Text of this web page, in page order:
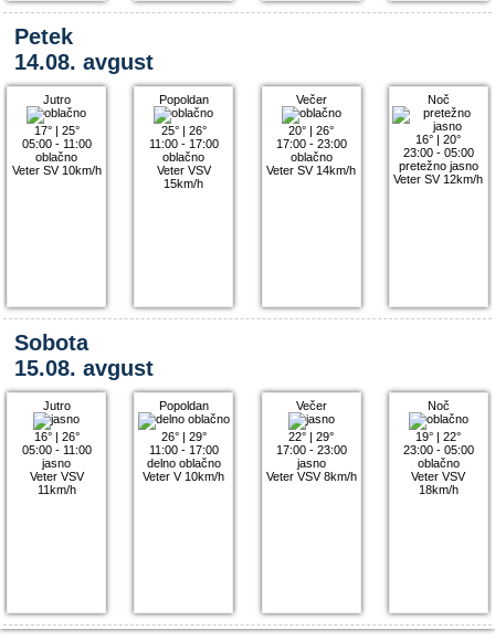
Petek
14.08. avgust
Jutro
17°| 25°
05:00 - 11:00
oblačno
Veter SV 10km/h
Popoldan
25°| 26°
11:00 - 17:00
oblačno
Veter VSV
15km/h
Večer
20° |26°
17:00 - 23:00
oblačno
Veter SV 14km/h
Noč
16° |20°
23:00 - 05:00
pretežno jasno
Veter SV 12km/h
Sobota
15.08. avgust
Jutro
16°| 26°
05:00 - 11:00
jasno
Veter VSV
11km/h
Popoldan
26°| 29°
11:00 - 17:00
delno oblačno
Veter V 10km/h
Večer
22° |29°
17:00 - 23:00
jasno
Veter VSV 8km/h
Noč
19° |22°
23:00 - 05:00
oblačno
Veter VSV
18km/h